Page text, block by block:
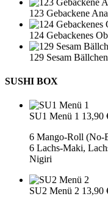
123 Gebackene
124 Gebackenes
129 Sesam Bällchen
SUSHI BOX
SU1 Menü 1 13,90
6 Mango-Roll (No-
6 Lachs-Maki,
Nigiri
SU2 Menü 2 13,90